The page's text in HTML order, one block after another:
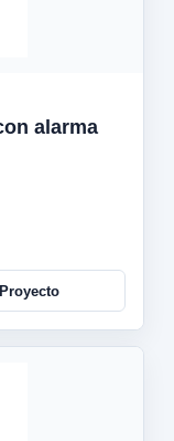
alarma
Proyecto